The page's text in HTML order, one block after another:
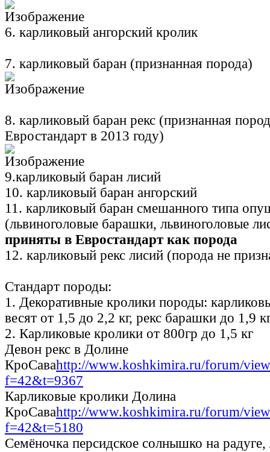
6. карликовый ангорский кролик
7. карликовый баран (признанная порода)
8. карликовый баран рекс (признанная
Евростандарт в 2013 году)
9.карликовый баран лисий
10. карликовый баран ангорский
11. карликовый баран смешанного типа
(львиноголовые барашки, львиноголовые
приняты в Евростандарт как порода
12. карликовый рекс лисий (порода не
Стандарт породы:
1. Декоративные кролики породы:
весят от 1,5 до 2,2 кг, рекс барашки до 1,9
2. Карликовые кролики от 800гр до 1,5 кг
Девон рекс в Долине
КроСаваhttp://www.koshkimira.ru/forum/
f=42&t=9367
Карликовые кролики Долина
КроСаваhttp://www.koshkimira.ru/forum/
f=42&t=5180
Семёночка персидское солнышко на